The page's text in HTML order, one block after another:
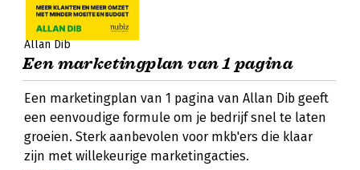
Allan Dib
Een marketingplan van 1 pagina
Een marketingplan van 1 pagina van Allan Dib geeft
een eenvoudige formule om je bedrijf snel te laten
groeien. Sterk aanbevolen voor mkb'ers die klaar
zijn met willekeurige marketingacties.